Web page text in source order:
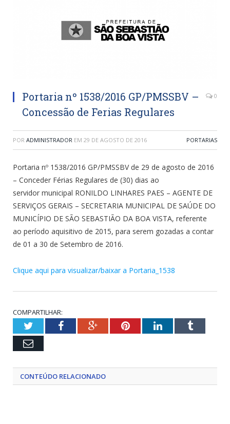
Portaria nº 1538/2016 GP/PMSSBV –
Concessão de Ferias Regulares
0
POR ADMINISTRADOR EM 29 DE AGOSTO DE 2016 PORTARIAS
Portaria nº 1538/2016 GP/PMSSBV de 29 de agosto de 2016
– Conceder Férias Regulares de (30) dias ao
servidor municipal RONILDO LINHARES PAES – AGENTE DE
SERVIÇOS GERAIS – SECRETARIA MUNICIPAL DE SAÚDE DO
MUNICÍPIO DE SÃO SEBASTIÃO DA BOA VISTA, referente
ao período aquisitivo de 2015, para serem gozadas a contar
de 01 a 30 de Setembro de 2016.
Clique aqui para visualizar/baixar a Portaria_1538
COMPARTILHAR:
TwitterFacebookGoogle+PinterestLinkedInTumblr
Email
CONTEÚDO RELACIONADO